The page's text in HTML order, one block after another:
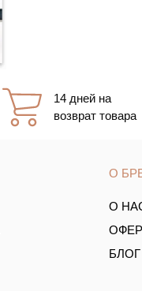
14 дней на
возврат товара
О
О
БЛОГ